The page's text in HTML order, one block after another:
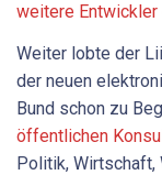
weitere
Weiter lobte der
der neuen
Bund schon zu
öffentlichen
Politik,